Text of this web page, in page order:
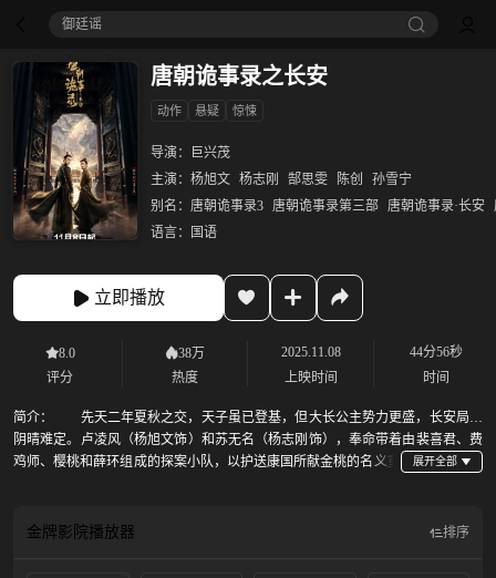
御廷谣‎
唐朝诡事录之长安
动作 悬疑 惊悚
导演：
巨兴茂
主演： 杨旭文 杨志刚 郜思雯 陈创
孙雪宁
别名： 唐朝诡事录3 唐朝诡事录第三部 唐朝诡事录·长安
语言：
国语
立即播放
8.0
评分
38万
热度
2025.11.08
上映时间
44分56秒
时间
简介：
先天二年夏秋之交，天子虽已登基，但大长公主势力更盛，长安局势
阴晴难定。卢凌风（杨旭文饰）和苏无名（杨志刚饰），奉命带着由裴喜君、费
鸡师、樱桃和薛环组成的探案小队，以护送康国所献金桃的名义重
苏二人推出新政，开启环城探案模式，深入长安各坊，接触到了更广泛的百姓和
金牌影院播放器 排序